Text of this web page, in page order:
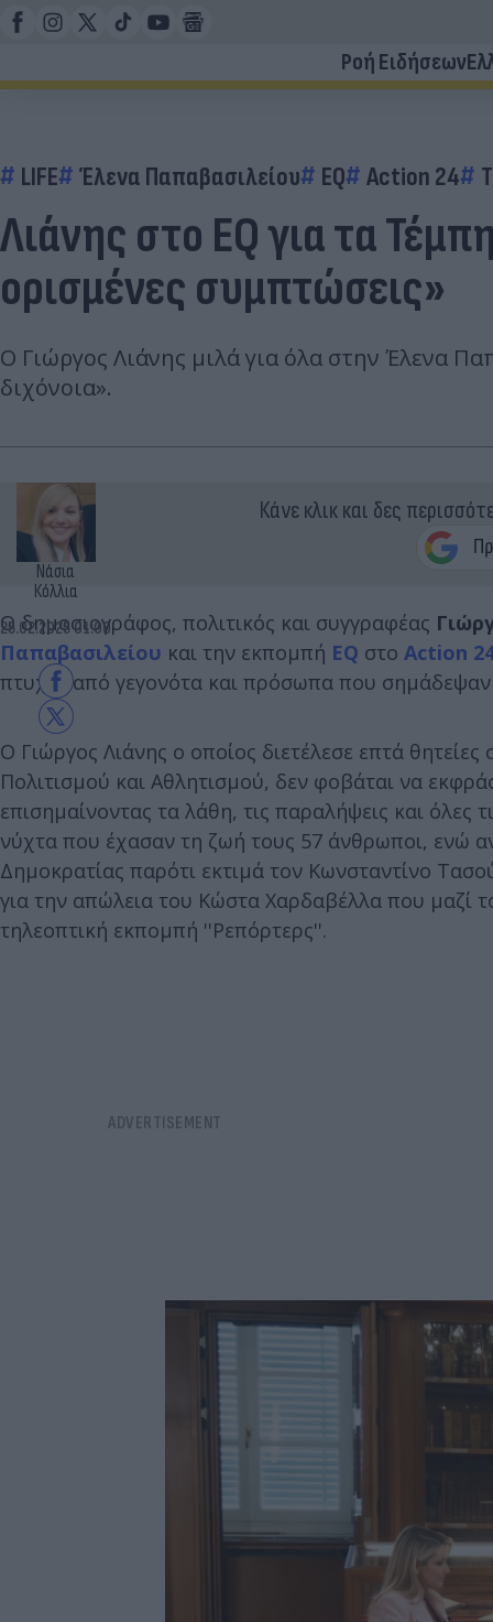
Ροή Ειδήσεων
LIFE Έλενα Παπαβασιλείου EQ Action 24
Λιάνης στο EQ για τα
ορισμένες συμπτώσεις»
Ο Γιώργος Λιάνης μιλά για όλα στην Έλενα
διχόνοια».
Νάσια
Κόλλια
25.02.2025 01:00
Κάνε κλικ και δες
Ο δημοσιογράφος, πολιτικός και συγγραφέας
Παπαβασιλείου και την εκπομπή EQ στο Action
πτυχές από γεγονότα και πρόσωπα που σημάδεψαν
O Γιώργος Λιάνης ο οποίος διετέλεσε επτά
Πολιτισμού και Αθλητισμού, δεν φοβάται να
επισημαίνοντας τα λάθη, τις παραλήψεις και όλες
νύχτα που έχασαν τη ζωή τους 57 άνθρωποι, ενώ
Δημοκρατίας παρότι εκτιμά τον Κωνσταντίνο
για την απώλεια του Κώστα Χαρδαβέλλα που μαζί
τηλεοπτική εκπομπή ''Ρεπόρτερς''.